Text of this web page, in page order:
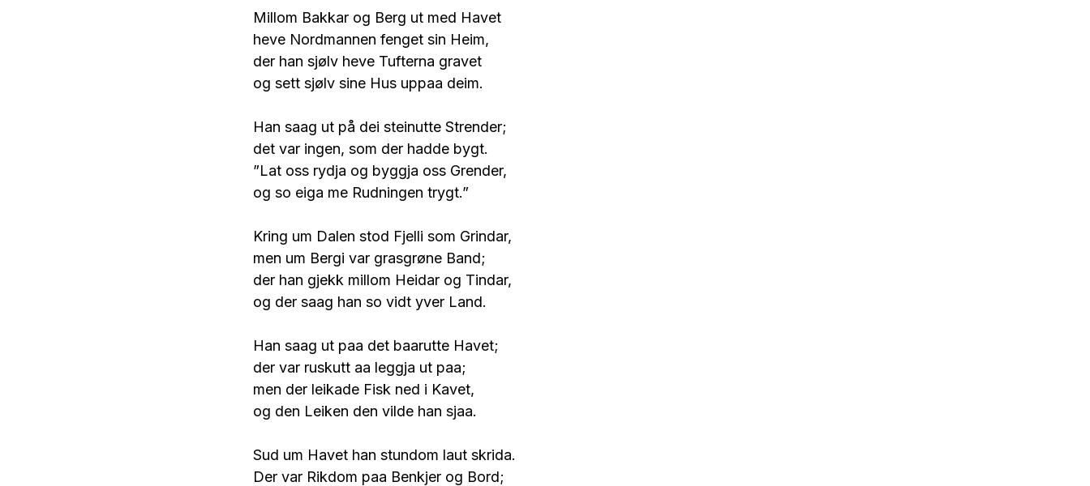
Millom Bakkar og Berg ut med Havet
heve Nordmannen fenget sin Heim,
der han sjølv heve Tufterna gravet
og sett sjølv sine Hus uppaa deim.
Han saag ut på dei steinutte Strender;
det var ingen, som der hadde bygt.
”Lat oss rydja og byggja oss Grender,
og so eiga me Rudningen trygt.”
Kring um Dalen stod Fjelli som Grindar,
men um Bergi var grasgrøne Band;
der han gjekk millom Heidar og Tindar,
og der saag han so vidt yver Land.
Han saag ut paa det baarutte Havet;
der var ruskutt aa leggja ut paa;
men der leikade Fisk ned i Kavet,
og den Leiken den vilde han sjaa.
Sud um Havet han stundom laut skrida.
Der var Rikdom paa Benkjer og Bord;